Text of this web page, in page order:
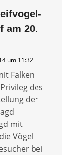
am 20.
um 11:32
Falken
des
der
mit
Vögel
bei